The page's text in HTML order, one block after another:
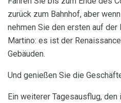
zurück zum Bahnhof, aber
nehmen Sie den ersten auf der
Martino: es ist der
Gebäuden.
Und genießen Sie die
Ein weiterer Tagesausflug,